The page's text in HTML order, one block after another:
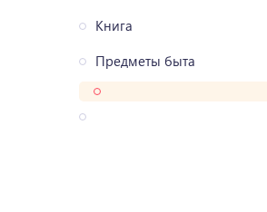
Книга
Предметы быта